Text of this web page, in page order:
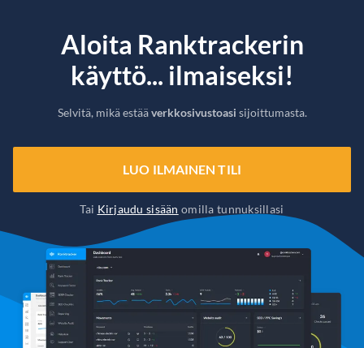
Aloita Ranktrackerin
käyttö... ilmaiseksi!
Selvitä, mikä estääverkkosivustoasi sijoittumasta.
LUO ILMAINEN TILI
Tai Kirjaudu sisään omilla tunnuksillasi